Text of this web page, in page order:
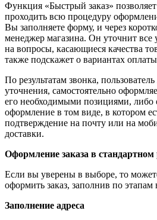
Функция «Быстрый заказ»
проходить всю процедуру
Вы заполняете форму, и через
менеджер магазина. Он уточнит все
на вопросы, касающиеся качества
также подскажет о вариантах
По результатам звонка,
уточнения, самостоятельно
его необходимыми позициями, либо
оформление в том виде, в котором
подтверждение на почту или на
доставки.
Оформление заказа в
Если вы уверены в выборе, то
оформить заказ, заполнив по
Заполнение адреса